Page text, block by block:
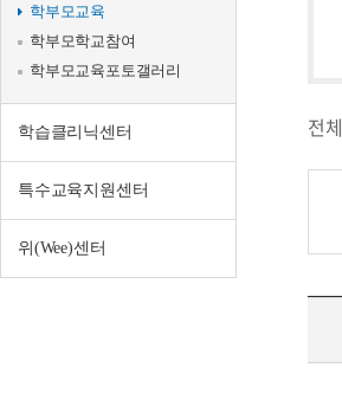
학부모교육
학부모학교참여
학부모교육포토갤러리
학습클리닉센터
특수교육지원센터
위(Wee)센터
전체